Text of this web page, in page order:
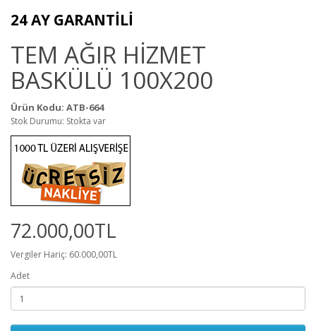
24 AY GARANTİLİ
TEM AĞIR HİZMET
BASKÜLÜ 100X200
Ürün Kodu: ATB-664
Stok Durumu: Stokta var
72.000,00TL
Vergiler Hariç: 60.000,00TL
Adet